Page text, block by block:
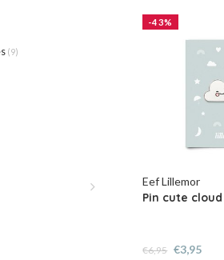
(9)
-43%
Eef Lillemor
Pin cute cloud
€6,95 €3,95